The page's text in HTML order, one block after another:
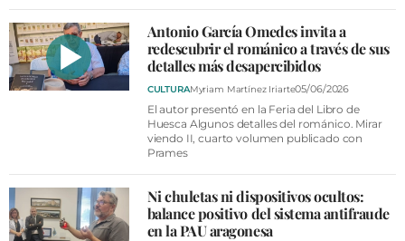
Antonio García Omedes invita a
redescubrir el románico a través de sus
detalles más desapercibidos
CULTURAMyriam Martínez Iriarte05/06/2026
El autor presentó en la Feria del Libro de
Huesca Algunos detalles del románico. Mirar
viendo II, cuarto volumen publicado con
Prames
Ni chuletas ni dispositivos ocultos:
balance positivo del sistema antifraude
en la PAU aragonesa